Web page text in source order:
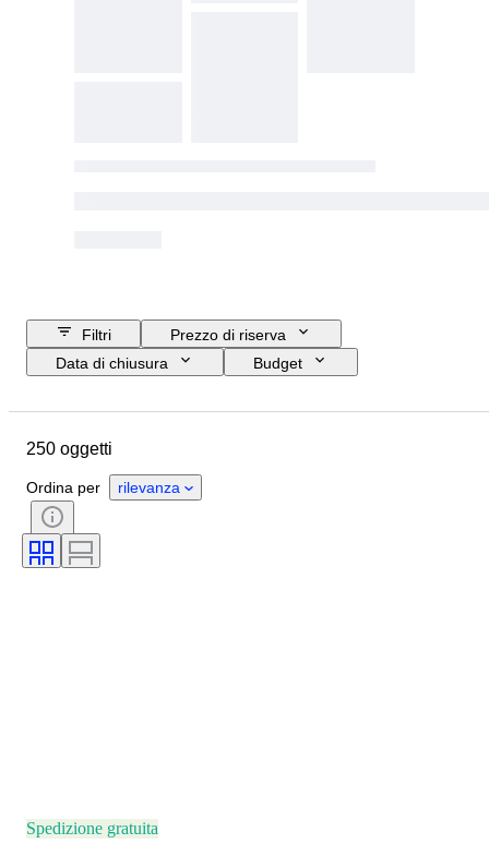
Filtri
Prezzo di riserva
Data di chiusura
Budget
Condizioni
250 oggetti
Ordina per rilevanza
Spedizione gratuita